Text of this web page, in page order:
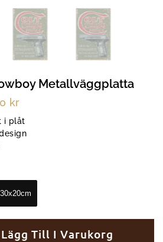
Metallväggplatta
kr
i plåt
30x20cm
Lägg Till I Varukorg